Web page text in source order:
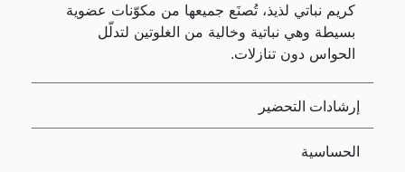
كريم نباتي لذيذ، تُصنَع جميعها من مكوّنات عضوية
بسيطة وهي نباتية وخالية من الغلوتين لتدلّل
الحواس دون تنازلات.
إرشادات التحضير
الحساسية